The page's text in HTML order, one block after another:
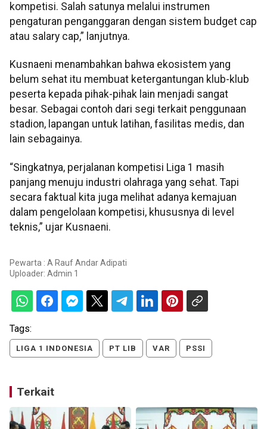
kompetisi. Salah satunya melalui instrumen
pengaturan penganggaran dengan sistem budget cap
atau salary cap,” lanjutnya.
Kusnaeni menambahkan bahwa ekosistem yang
belum sehat itu membuat ketergantungan klub-klub
peserta kepada pihak-pihak lain menjadi sangat
besar. Sebagai contoh dari segi terkait penggunaan
stadion, lapangan untuk latihan, fasilitas medis, dan
lain sebagainya.
“Singkatnya, perjalanan kompetisi Liga 1 masih
panjang menuju industri olahraga yang sehat. Tapi
secara faktual kita juga melihat adanya kemajuan
dalam pengelolaan kompetisi, khususnya di level
teknis,” ujar Kusnaeni.
Pewarta : A Rauf Andar Adipati
Uploader: Admin 1
Tags:
LIGA 1 INDONESIA PT LIB VAR PSSI
Terkait